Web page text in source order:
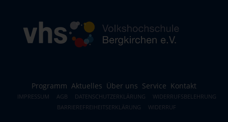
Programm Aktuelles Über uns Service Kontakt
IMPRESSUM AGB DATENSCHUTZERKLÄRUNG
WIDERRUFSBELEHRUNG
BARRIEREFREIHEITSERKLÄRUNG
WIDERRUF